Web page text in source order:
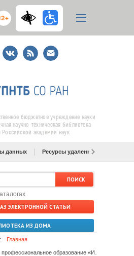
ВКонтакте
RSS
E-
mail
подписка
бюджетное учреждение науки
научно-техническая библиотека
Российской академии наук
данных Ресурсы удаленного доступа
ЭЛЕКТРОННОЙ СТАТЬИ
ИЗ ДОМА
Главная